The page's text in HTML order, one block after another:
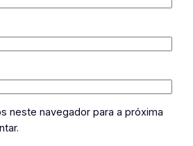
neste navegador para a próxima